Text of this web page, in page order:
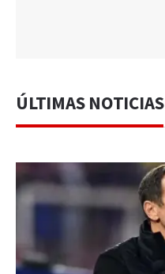
ÚLTIMAS NOTICIAS